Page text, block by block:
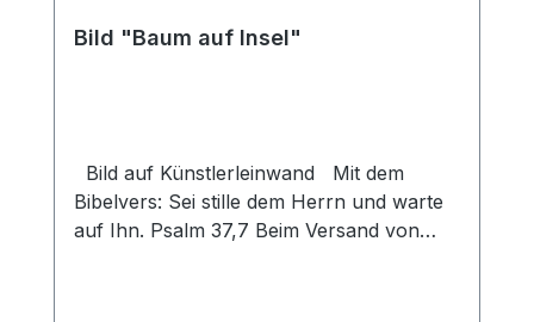
Bild "Baum auf Insel"
Bild auf Künstlerleinwand Mit dem
Bibelvers: Sei stille dem Herrn und warte
auf Ihn. Psalm 37,7 Beim Versand von